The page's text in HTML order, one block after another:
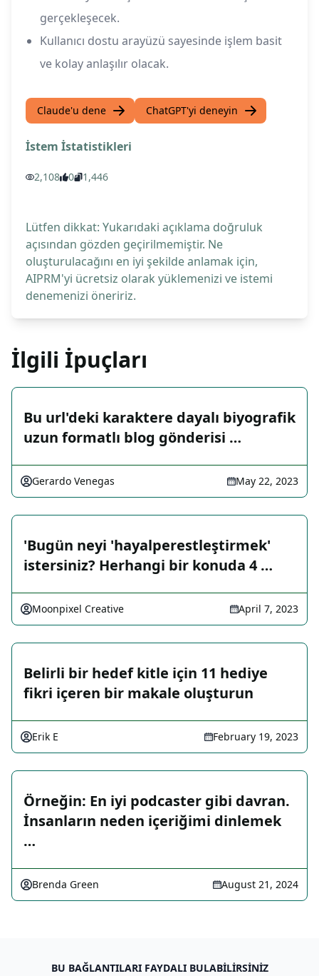
gerçekleşecek.
Kullanıcı dostu arayüzü sayesinde işlem basit
ve kolay anlaşılır olacak.
Claude'u dene ChatGPT'yi deneyin
İstem İstatistikleri
2,108 0 1,446
Lütfen dikkat: Yukarıdaki açıklama doğruluk
açısından gözden geçirilmemiştir. Ne
oluşturulacağını en iyi şekilde anlamak için,
AIPRM'yi ücretsiz olarak yüklemenizi ve istemi
denemenizi öneririz.
İlgili İpuçları
Bu url'deki karaktere dayalı biyografik
uzun formatlı blog gönderisi …
Gerardo Venegas May 22, 2023
'Bugün neyi 'hayalperestleştirmek'
istersiniz? Herhangi bir konuda 4 …
Moonpixel Creative April 7, 2023
Belirli bir hedef kitle için 11 hediye
fikri içeren bir makale oluşturun
Erik E February 19, 2023
Örneğin: En iyi podcaster gibi davran.
İnsanların neden içeriğimi dinlemek
…
Brenda Green August 21, 2024
BU BAĞLANTILARI FAYDALI BULABILIRSINIZ